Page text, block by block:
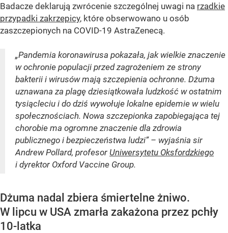
Badacze deklarują zwrócenie szczególnej uwagi na rzadkie
przypadki zakrzepicy, które obserwowano u osób
zaszczepionych na COVID-19 AstraZenecą.
„Pandemia koronawirusa pokazała, jak wielkie znaczenie
w ochronie populacji przed zagrożeniem ze strony
bakterii i wirusów mają szczepienia ochronne. Dżuma
uznawana za plagę dziesiątkowała ludzkość w ostatnim
tysiącleciu i do dziś wywołuje lokalne epidemie w wielu
społecznościach. Nowa szczepionka zapobiegająca tej
chorobie ma ogromne znaczenie dla zdrowia
publicznego i bezpieczeństwa ludzi” – wyjaśnia sir
Andrew Pollard, profesor Uniwersytetu Oksfordzkiego
i dyrektor Oxford Vaccine Group.
Dżuma nadal zbiera śmiertelne żniwo.
W lipcu w USA zmarła zakażona przez pchły
10-latka